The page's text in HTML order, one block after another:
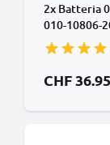
2x Batteria
010-10806-
Garmin
Tracking
palmare
giusta
CHF 36.95